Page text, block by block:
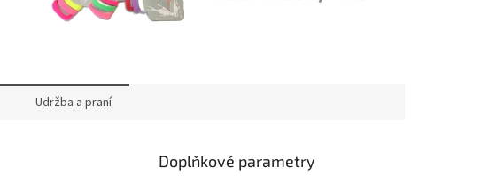
Udržba a praní
Doplňkové parametry